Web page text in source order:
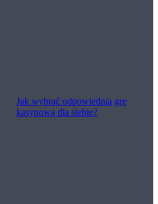
Jak wybrać odpowiednią grę
kasynową dla siebie?